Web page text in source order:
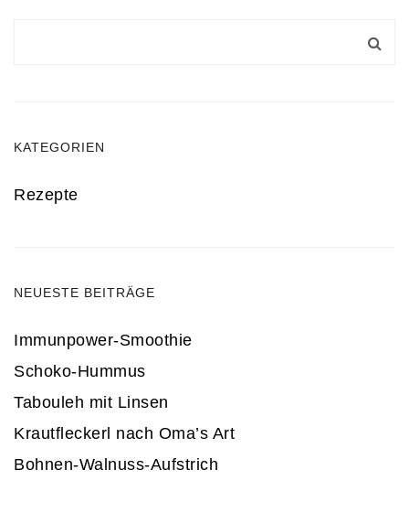
KATEGORIEN
Rezepte
NEUESTE BEITRÄGE
Immunpower-Smoothie
Schoko-Hummus
Tabouleh mit Linsen
Krautfleckerl nach Oma’s Art
Bohnen-Walnuss-Aufstrich